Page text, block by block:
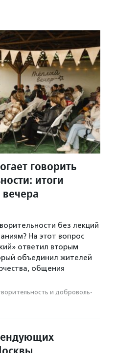
говорить
итоги
вечера
без лекций
На этот вопрос
ответил вторым
объединил жителей
общения
и доброволь­